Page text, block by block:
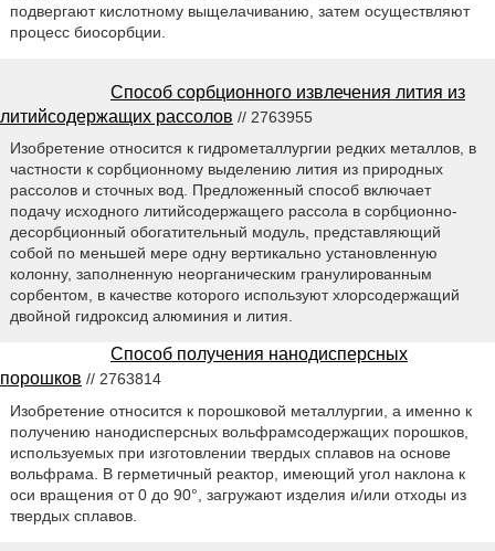
подвергают кислотному выщелачиванию, затем осуществляют
процесс биосорбции.
Способ сорбционного извлечения лития из
литийсодержащих рассолов // 2763955
Изобретение относится к гидрометаллургии редких металлов, в
частности к сорбционному выделению лития из природных
рассолов и сточных вод. Предложенный способ включает
подачу исходного литийсодержащего рассола в сорбционно-
десорбционный обогатительный модуль, представляющий
собой по меньшей мере одну вертикально установленную
колонну, заполненную неорганическим гранулированным
сорбентом, в качестве которого используют хлорсодержащий
двойной гидроксид алюминия и лития.
Способ получения нанодисперсных
порошков // 2763814
Изобретение относится к порошковой металлургии, а именно к
получению нанодисперсных вольфрамсодержащих порошков,
используемых при изготовлении твердых сплавов на основе
вольфрама. В герметичный реактор, имеющий угол наклона к
оси вращения от 0 до 90°, загружают изделия и/или отходы из
твердых сплавов.